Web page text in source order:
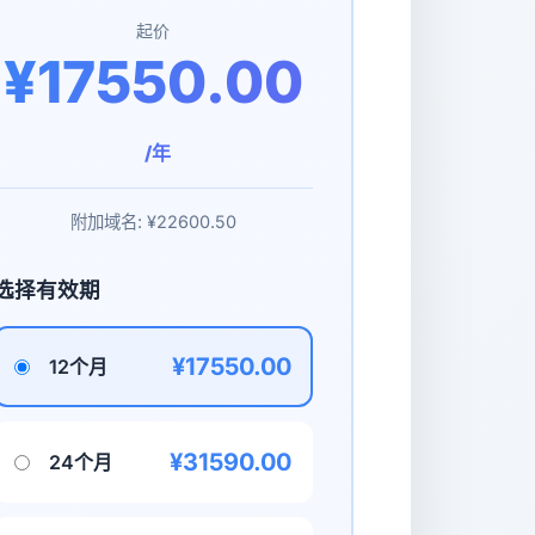
起价
¥17550.00
/年
附加域名: ¥22600.50
择有效期
12个月 ¥17550.00
24个月 ¥31590.00